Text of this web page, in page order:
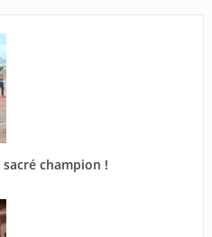
champion !